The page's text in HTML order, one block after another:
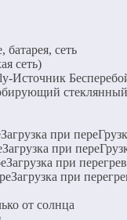
сеть
сеть)
Источник
при
при
при
при
от солнца